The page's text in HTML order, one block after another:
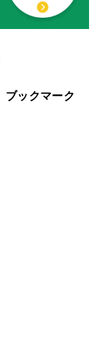
ブックマーク